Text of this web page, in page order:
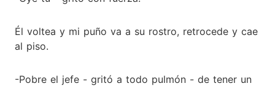
Él voltea y mi puño va a su rostro, retrocede y cae
al piso.
-Pobre el jefe - gritó a todo pulmón - de tener un